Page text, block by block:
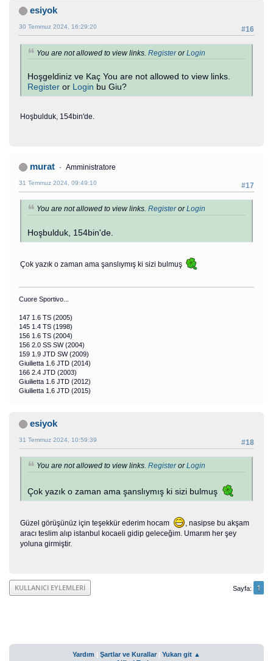
esiyok
#16
30 Temmuz 2024, 16:29:20
You are not allowed to view links. RegisterorLogin
Hoşgeldiniz ve Kaç You are not allowed to view links.
Register or Login bu Giu?
Hoşbulduk, 154bin'de.
murat Amministratore
#17
31 Temmuz 2024, 09:49:10
You are not allowed to view links. RegisterorLogin
Hoşbulduk, 154bin'de.
Çok yazık o zaman ama şanslıymış ki sizi bulmuş
Cuore Sportivo...
147 1.6 TS (2005)
145 1.4 TS (1998)
156 1.6 TS (2004)
156 2.0 SS SW (2004)
159 1.9 JTD SW (2009)
Giuilietta 1.6 JTD (2014)
166 2.4 JTD (2003)
Giuilietta 1.6 JTD (2012)
Giuilietta 1.6 JTD (2015)
esiyok
#18
31 Temmuz 2024, 10:59:39
You are not allowed to view links. RegisterorLogin
Çok yazık o zaman ama şanslıymış ki sizi bulmuş
Güzel görüşünüz için teşekkür ederim hocam
, nasipse bu akşam
aracı teslim alıp istanbul kocaeli gidip geleceğim. Umarım her şey
yoluna girmiştir.
Sayfa 1
KULLANICI EYLEMLERI
Yardım | Şartlar ve Kurallar | Yukarı git ▲